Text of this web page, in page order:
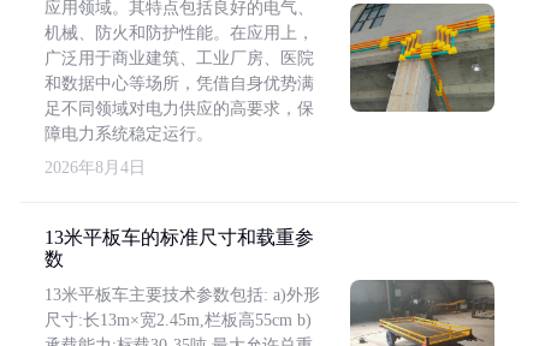
应用领域。其特点包括良好的电气、
机械、防火和防护性能。在应用上，
广泛用于商业建筑、工业厂房、医院
和数据中心等场所，凭借自身优势满
足不同领域对电力供应的高要求，保
障电力系统稳定运行。
2026年8月4日
13米平板车的标准尺寸和载重参
数
13米平板车主要技术参数包括: a)外形
尺寸:长13m×宽2.45m,栏板高55cm b)